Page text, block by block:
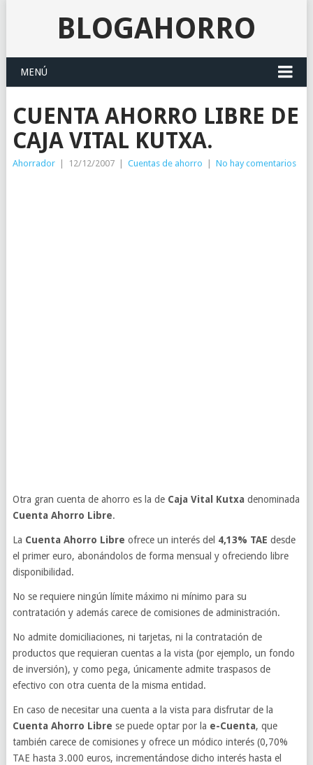
BLOGAHORRO
MENÚ
CUENTA AHORRO LIBRE DE
CAJA VITAL KUTXA.
Ahorrador 12/12/2007 Cuentas de ahorro No hay comentarios
Otra gran cuenta de ahorro es la de Caja Vital Kutxa denominada
Cuenta Ahorro Libre.
La Cuenta Ahorro Libre ofrece un interés del 4,13% TAE desde
el primer euro, abonándolos de forma mensual y ofreciendo libre
disponibilidad.
No se requiere ningún límite máximo ni mínimo para su
contratación y además carece de comisiones de administración.
No admite domiciliaciones, ni tarjetas, ni la contratación de
productos que requieran cuentas a la vista (por ejemplo, un fondo
de inversión), y como pega, únicamente admite traspasos de
efectivo con otra cuenta de la misma entidad.
En caso de necesitar una cuenta a la vista para disfrutar de la
Cuenta Ahorro Libre se puede optar por la e-Cuenta, que
también carece de comisiones y ofrece un módico interés (0,70%
TAE hasta 3.000 euros, incrementándose dicho interés hasta el